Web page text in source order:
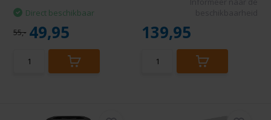
Direct beschikbaar
55,- 49,95 139,95